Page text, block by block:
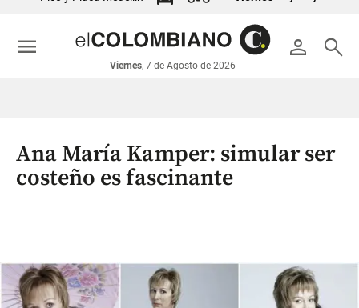
económicos
Colombia
person search
Viernes, 7 de Agosto de 2026
menu
Ana María Kamper: simular ser
costeño es fascinante